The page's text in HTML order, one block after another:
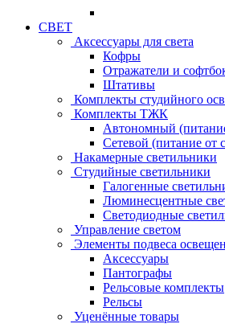
СВЕТ
Аксессуары для света
Кофры
Отражатели и
Штативы
Комплекты студийного
Комплекты ТЖК
Автономный
Сетевой (питание от
Накамерные светильники
Студийные светильники
Галогенные
Люминесцентные
Светодиодные
Управление светом
Элементы подвеса
Аксессуары
Пантографы
Рельсовые комплекты
Рельсы
Уценённые товары